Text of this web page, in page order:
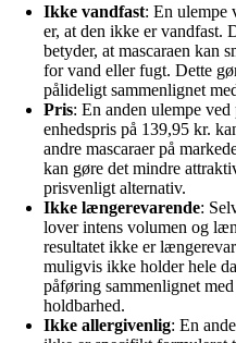
Ikke vandfast: En ulempe
er, at den ikke er vandfast.
betyder, at mascaraen kan
for vand eller fugt. Dette
pålideligt sammenlignet
Pris: En anden ulempe
enhedspris på 139,95 kr.
andre mascaraer på
kan gøre det mindre
prisvenligt alternativ.
Ikke længerevarende:
lover intens volumen og
resultatet ikke er
muligvis ikke holder hele
påføring sammenlignet
holdbarhed.
Ikke allergivenlig: En